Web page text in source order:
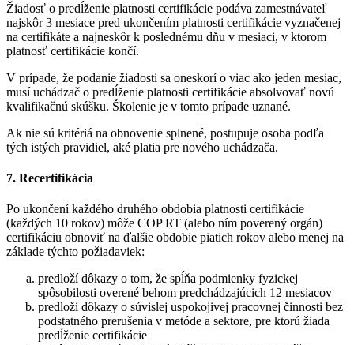
Žiadosť o predĺženie platnosti certifikácie podáva zamestnávateľ
najskôr 3 mesiace pred ukončením platnosti certifikácie vyznačenej
na certifikáte a najneskôr k poslednému dňu v mesiaci, v ktorom
platnosť certifikácie končí.
V prípade, že podanie žiadosti sa oneskorí o viac ako jeden mesiac,
musí uchádzač o predĺženie platnosti certifikácie absolvovať novú
kvalifikačnú skúšku. Školenie je v tomto prípade uznané.
Ak nie sú kritériá na obnovenie splnené, postupuje osoba podľa
tých istých pravidiel, aké platia pre nového uchádzača.
7. Recertifikácia
Po ukončení každého druhého obdobia platnosti certifikácie
(každých 10 rokov) môže COP RT (alebo ním poverený orgán)
certifikáciu obnoviť na ďalšie obdobie piatich rokov alebo menej na
základe týchto požiadaviek:
predloží dôkazy o tom, že spĺňa podmienky fyzickej
spôsobilosti overené behom predchádzajúcich 12 mesiacov
predloží dôkazy o súvislej uspokojivej pracovnej činnosti bez
podstatného prerušenia v metóde a sektore, pre ktorú žiada
predĺženie certifikácie